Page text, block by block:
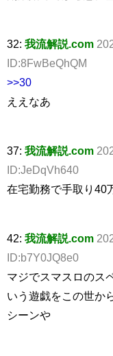
32: 我流解説.com
ID:8FwBeQhQM
>>30
ええなあ
37: 我流解説.com
ID:JeDqVh640
在宅勤務で手取り40
42: 我流解説.com
ID:b7Y0JQ8e0
マジでスマスロのス
いう遊戯をこの世か
シーンや